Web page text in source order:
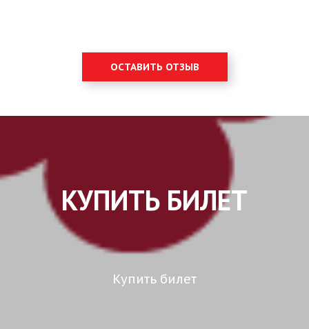
ОСТАВИТЬ ОТЗЫВ
КУПИТЬ БИЛЕТ
Купить билет